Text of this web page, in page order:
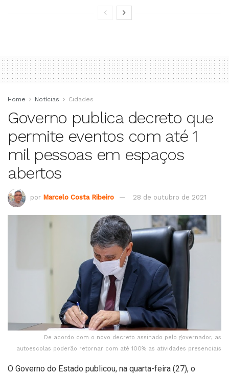
Home Notícias Cidades
Governo publica decreto que
permite eventos com até 1
mil pessoas em espaços
abertos
por Marcelo Costa Ribeiro 28 de outubro de 2021
De acordo com o novo decreto assinado pelo governador, as
autoescolas poderão retornar com até 100% as atividades presenciais
O Governo do Estado publicou, na quarta-feira (27), o